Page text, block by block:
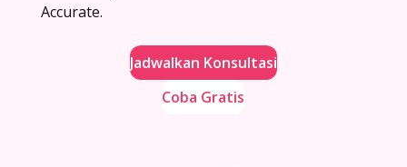
Accurate.
Jadwalkan Konsultasi
Coba Gratis